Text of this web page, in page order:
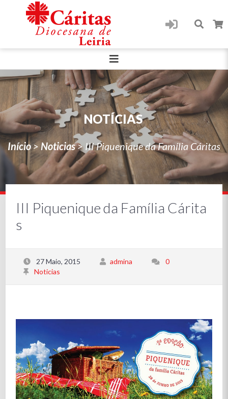
NOTÍCIAS
Início> Noticias> III Piquenique da Família Cáritas
III Piquenique da Família Cárita
s
27 Maio, 2015 admina
0
Noticias